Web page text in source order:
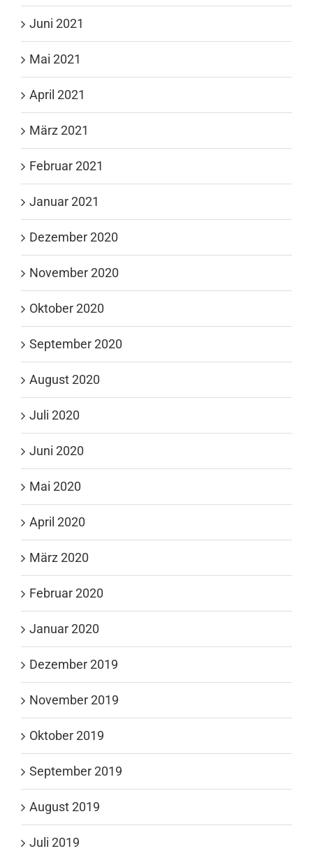
Juni 2021
Mai 2021
April 2021
März 2021
Februar 2021
Januar 2021
Dezember 2020
November 2020
Oktober 2020
September 2020
August 2020
Juli 2020
Juni 2020
Mai 2020
April 2020
März 2020
Februar 2020
Januar 2020
Dezember 2019
November 2019
Oktober 2019
September 2019
August 2019
Juli 2019